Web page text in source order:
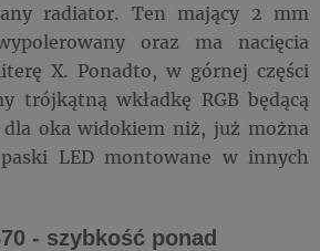
radiator. Ten mający 2 mm
oraz ma nacięcia
X. Ponadto, w górnej części
trójkątną wkładkę RGB będącą
oka widokiem niż, już można
LED montowane w innych
- szybkość ponad